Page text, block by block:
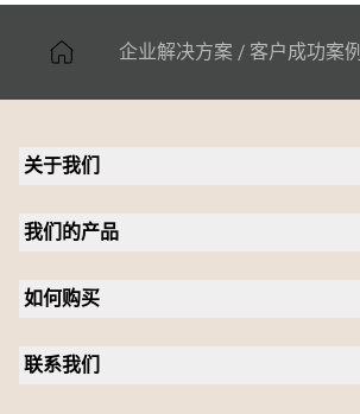
企业解决方案 / 客户成功案例
关于我们
人才招聘
新闻稿
案例研究
我们的产品
全向麦
个人摄像头
软件
如何购买
联系我们